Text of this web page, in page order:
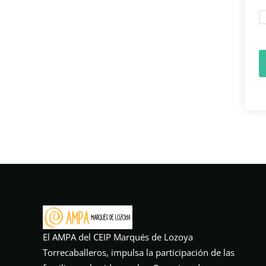
El AMPA del CEIP Marqués de Lozoya
Torrecaballeros, impulsa la participación de las